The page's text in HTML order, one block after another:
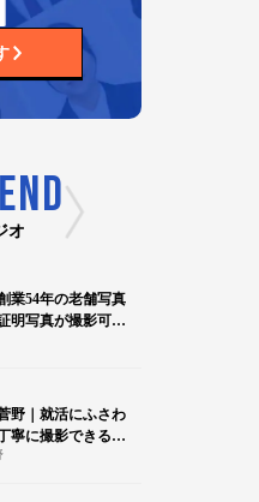
オ
業54年の老舗写真
明写真が撮影可
野｜就活にふさわ
寧に撮影できる写
徒歩15分】